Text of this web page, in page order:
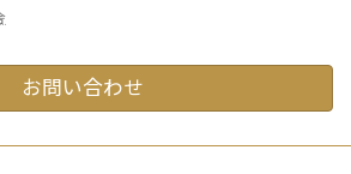
お問い合わせ